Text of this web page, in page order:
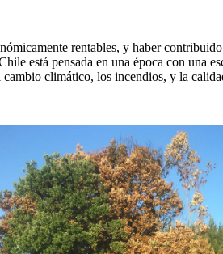
rentables, y haber
está pensada en una época con una
climático, los incendios, y la